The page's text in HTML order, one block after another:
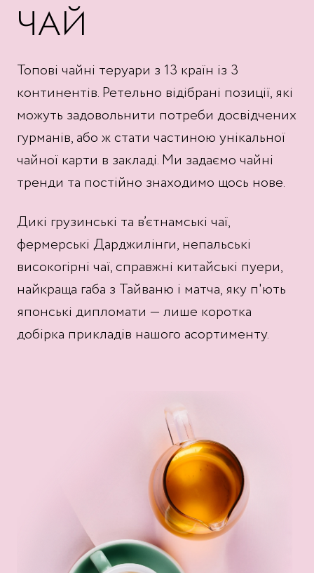
Вино
Ігристі
Міцні напої
Пиво
Безалкогольні напої
Кулінарія
Гастрономія
Чай
Дитяче
Home by goodwine
Бакалія
Овочі та фрукти
Сухофрукти
Lucky
Chef’s Table
101 Wine Bar
Yellow Place
ЧАЙ
Топові чайні теруари з 13 країн із 3
континентів. Ретельно відібрані позиції, які
можуть задовольнити потреби досвідчених
гурманів, або ж стати частиною унікальної
чайної карти в закладі. Ми задаємо чайні
тренди та постійно знаходимо щось нове.
Дикі грузинські та в’єтнамські чаї,
фермерські Дарджилінги, непальські
високогірні чаї, справжні китайські пуери,
найкраща габа з Тайваню і матча, яку п'ють
японські дипломати — лише коротка
добірка прикладів нашого асортименту.